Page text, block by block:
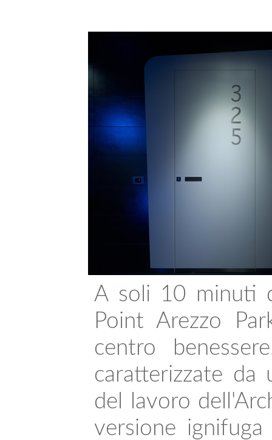
A soli 10 minuti
Point Arezzo
centro
caratterizzate
del lavoro
versione